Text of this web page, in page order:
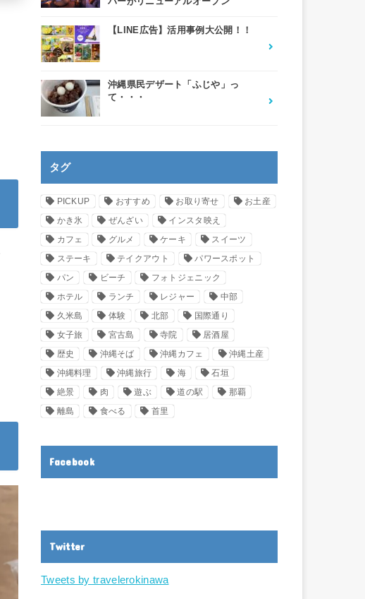
【LINE広告】活用事例大公開！！
沖縄県民デザート「ふじや」っ
て・・・
タグ
PICKUP おすすめ お取り寄せ
お土産
かき氷
ぜんざい
インスタ映え
カフェ
グルメ ケーキ
スイーツ
ステーキ
テイクアウト
パワースポット
パン
ビーチ
フォトジェニック
ホテル
ランチ レジャー
中部
久米島
体験 北部
国際通り
女子旅
宮古島 寺院
居酒屋
歴史
沖縄そば 沖縄カフェ
沖縄土産
沖縄料理
沖縄旅行 海
石垣
絶景
肉 遊ぶ 道の駅
那覇
離島
食べる 首里
Facebook
Twitter
Tweets by travelerokinawa